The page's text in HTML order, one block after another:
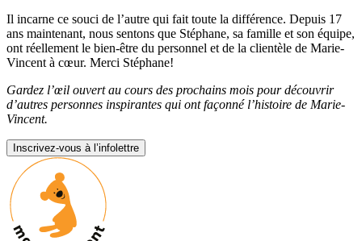
Il incarne ce souci de l’autre qui fait toute la différence. Depuis 17
ans maintenant, nous sentons que Stéphane, sa famille et son équipe,
ont réellement le bien-être du personnel et de la clientèle de Marie-
Vincent à cœur. Merci Stéphane!
Gardez l’œil ouvert au cours des prochains mois pour découvrir
d’autres personnes inspirantes qui ont façonné l’histoire de Marie-
Vincent.
Inscrivez-vous à l’infolettre